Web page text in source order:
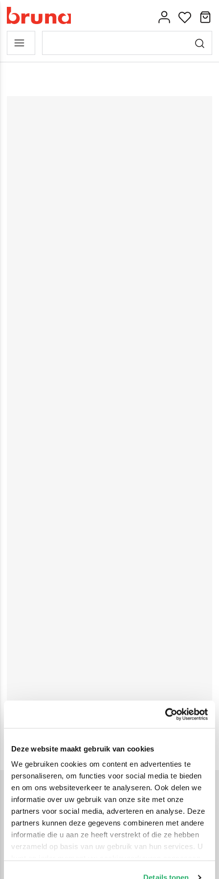
Deze website maakt gebruik van cookies
We gebruiken cookies om content en advertenties te
personaliseren, om functies voor social media te bieden
en om ons websiteverkeer te analyseren. Ook delen we
informatie over uw gebruik van onze site met onze
partners voor social media, adverteren en analyse. Deze
partners kunnen deze gegevens combineren met andere
informatie die u aan ze heeft verstrekt of die ze hebben
verzameld op basis van uw gebruik van hun services. U
Tweede Wereldoorlog
Geschiedenisboeken over de Tweede
Wereldoorlog
De impact van de Tweede Wereldoorlog is wereldwijd
voelbaar gebleven en nog altijd verschijnen er
geschiedenisboeken over de